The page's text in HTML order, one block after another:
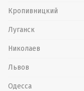
Кропивницкий
Луганск
Николаев
Львов
Одесса